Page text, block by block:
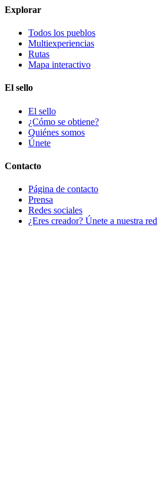
Explorar
Todos los pueblos
Multiexperiencias
Rutas
Mapa interactivo
El sello
El sello
¿Cómo se obtiene?
Quiénes somos
Únete
Contacto
Página de contacto
Prensa
Redes sociales
¿Eres creador? Únete a nuestra red